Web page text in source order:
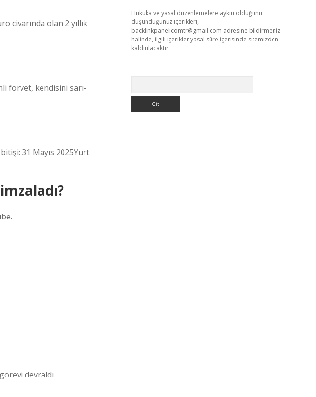
civarında olan 2 yıllık
forvet, kendisini sarı-
31 Mayıs 2025Yurt
devraldı.
Hukuka ve yasal düzenlemelere aykırı olduğunu
düşündüğünüz içerikleri,
backlinkpanelicomtr@gmail.com adresine bildirmeniz
halinde, ilgili içerikler yasal süre içerisinde sitemizden
kaldırılacaktır.